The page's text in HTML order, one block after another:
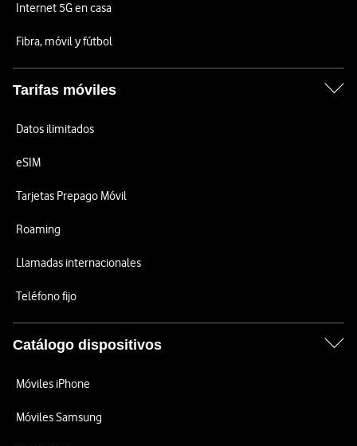
Internet 5G en casa
Fibra, móvil y fútbol
Tarifas móviles
Datos ilimitados
eSIM
Tarjetas Prepago Móvil
Roaming
Llamadas internacionales
Teléfono fijo
Catálogo dispositivos
Móviles iPhone
Móviles Samsung